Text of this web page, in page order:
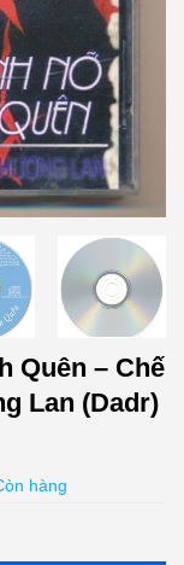
Quên – Chế
Lan (Dadr)
hàng